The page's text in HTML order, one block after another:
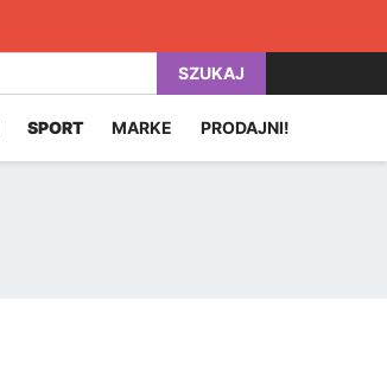
SZUKAJ
SPORT MARKE PRODAJNI!